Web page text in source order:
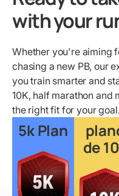
with your
Whether you're aiming
chasing a new PB, our
you train smarter and
10K, half marathon and
the right fit for your goal.
5k Plan
de